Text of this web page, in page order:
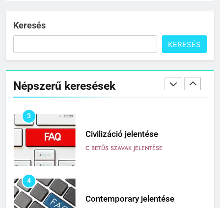
Keresés
KERESÉS
Népszerű keresések
2
Cingár jelentése
C BETŰS SZAVAK JELENTÉSE
3
Civilizáció jelentése
C BETŰS SZAVAK JELENTÉSE
4
Contemporary jelentése